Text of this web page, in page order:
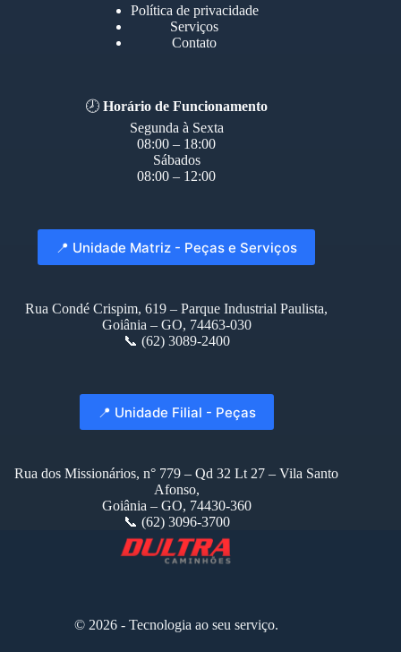
Política de privacidade
Serviços
Contato
🕗Horário de Funcionamento
Segunda à Sexta
08:00 – 18:00
Sábados
08:00 – 12:00
📍 Unidade Matriz - Peças e Serviços
Rua Condé Crispim, 619 – Parque Industrial Paulista,
Goiânia – GO, 74463-030
📞 (62) 3089-2400
📍 Unidade Filial - Peças
Rua dos Missionários, n° 779 – Qd 32 Lt 27 – Vila Santo
Afonso,
Goiânia – GO, 74430-360
📞 (62) 3096-3700
© 2026 - Tecnologia ao seu serviço.